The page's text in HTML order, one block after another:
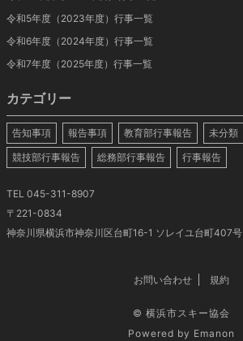
令和5年度（2023年度）行事一覧
令和6年度（2024年度）行事一覧
令和7年度（2025年度）行事一覧
カテゴリー
告知事項 報告事項 教育部行事報告 未分類
競技部行事報告
総務部行事報告 行事報告
TEL 045-311-8907
〒221-0834
神奈川県横浜市神奈川区台町16-1 ソレイユ台町407号
お問い合わせ 規約
© 横浜市スキー協会
Powered by Emanon